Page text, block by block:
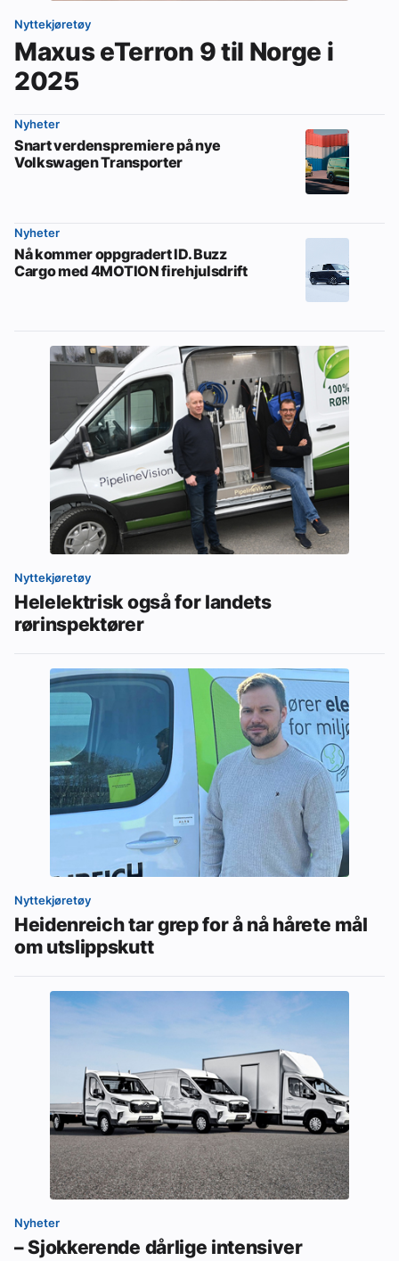
Nyttekjøretøy
Maxus eTerron 9 til Norge i
2025
Nyheter
Snart verdenspremiere på nye
Volkswagen Transporter
Nyheter
Nå kommer oppgradert ID. Buzz
Cargo med 4MOTION firehjulsdrift
Nyttekjøretøy
Helelektrisk også for landets
rørinspektører
Nyttekjøretøy
Heidenreich tar grep for å nå hårete mål
om utslippskutt
Nyheter
– Sjokkerende dårlige intensiver